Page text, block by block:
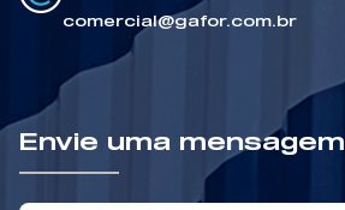
comercial@gafor.com.br
Envie uma mensagem